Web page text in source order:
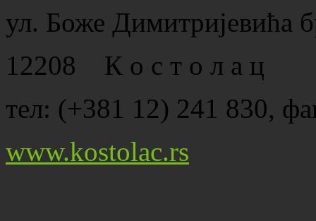
ул. Боже Димитријевића
12208 К о с т о л а ц
тел: (+381 12) 241 830,
www.kostolac.rs